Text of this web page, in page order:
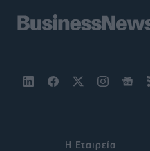
Η Εταιρεία